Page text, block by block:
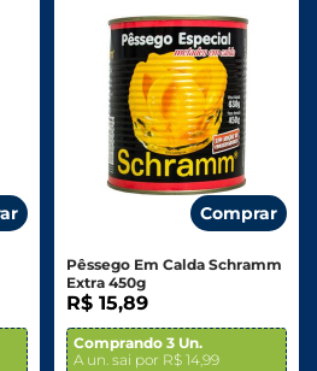
Comprar
Pêssego Em Calda Schramm
Extra 450g
R$ 15,89
Comprando 3 Un.
A un. sai por R$ 14,99